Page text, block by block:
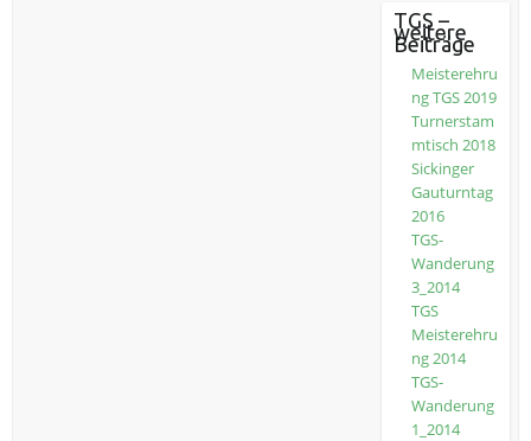
TGS –
weitere
Beiträge
Meisterehru
ng TGS 2019
Turnerstam
mtisch 2018
Sickinger
Gauturntag
2016
TGS-
Wanderung
3_2014
TGS
Meisterehru
ng 2014
TGS-
Wanderung
1_2014